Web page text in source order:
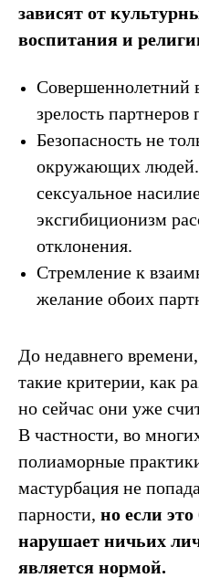
зависят от
воспитания и
Совершеннолетний
зрелость
Безопасность не
окружающих
сексуальное
эксгибиционизм
отклонения.
Стремление к
желание обоих
До недавнего
такие критерии, как
но сейчас они уже
В частности, во
полиаморные
мастурбация не
парности, но если
нарушает ничьих
является нормой.